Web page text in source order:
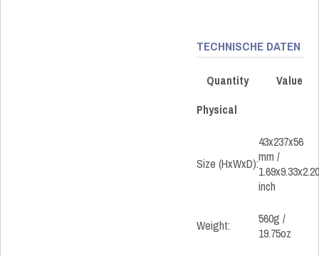
TECHNISCHE DATEN
Quantity
Value
Physical
Size (HxWxD):
43x237x56
mm /
1.69x9.33x2.20
inch
Weight:
560g /
19.75oz